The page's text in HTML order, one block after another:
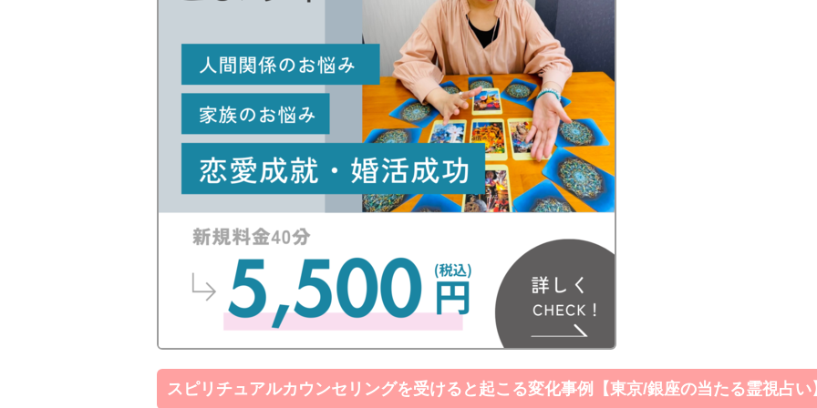
スピリチュアルカウンセリングを受けると起こる変化事例【東京/銀座の当たる霊視占い